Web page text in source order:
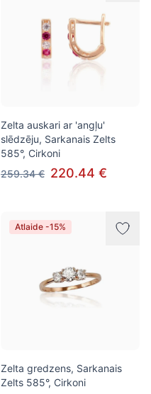
Zelta auskari ar 'angļu'
slēdzēju, Sarkanais Zelts
585°, Cirkoni
259.34 € 220.44 €
Atlaide -15%
Zelta gredzens, Sarkanais
Zelts 585°, Cirkoni